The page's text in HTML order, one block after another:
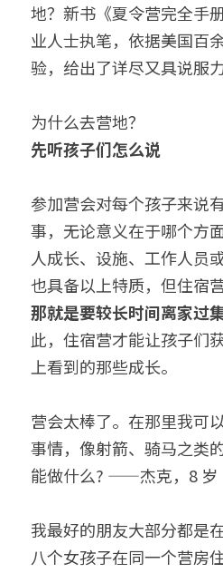
地？新书《夏令营完全手
业人士执笔，依据美国百
验，给出了详尽又具说服
为什么去营地？
先听孩子们怎么说
参加营会对每个孩子来说
事，无论意义在于哪个
人成长、设施、工作人员
也具备以上特质，但住宿
那就是要较长时间离家过集
此，住宿营才能让孩子们
上看到的那些成长。
营会太棒了。在那里我可
事情，像射箭、骑马之类
能做什么? ——杰克，8 岁
我最好的朋友大部分都是
八个女孩子在同一个营房